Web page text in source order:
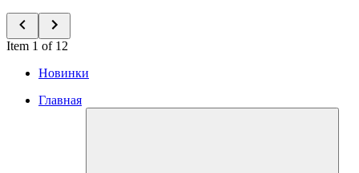
Item 1 of 12
Новинки
Главная